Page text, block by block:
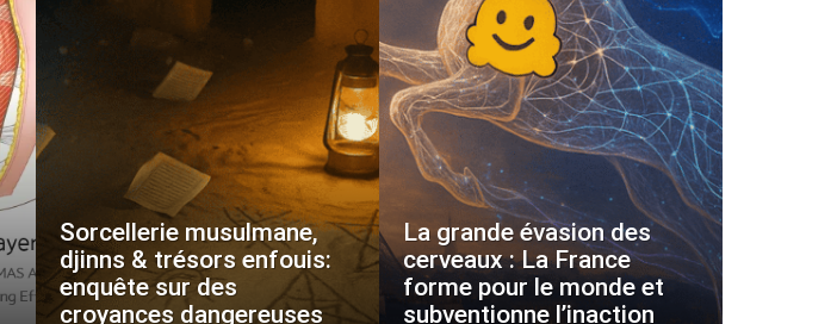
Sorcellerie musulmane,
djinns & trésors enfouis:
enquête sur des
croyances dangereuses
La grande évasion des
cerveaux : La France
forme pour le monde et
subventionne l’inaction